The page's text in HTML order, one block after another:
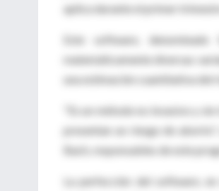
aplica durante el primer
Este software,
matemáticamente diversas
una estimación cuantitativa del
"Es un método no invasivo y
presentan un riesgo de
Bach, responsables de este
La perfección del software,